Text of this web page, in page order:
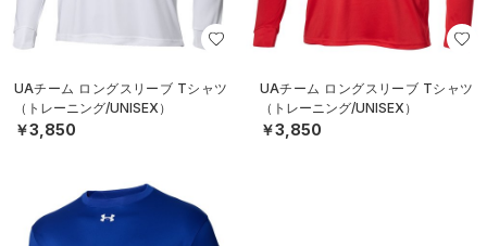
UAチーム ロングスリーブ Tシャツ
（トレーニング/UNISEX）
￥3,850
UAチーム ロングスリーブ Tシャツ
（トレーニング/UNISEX）
￥3,850